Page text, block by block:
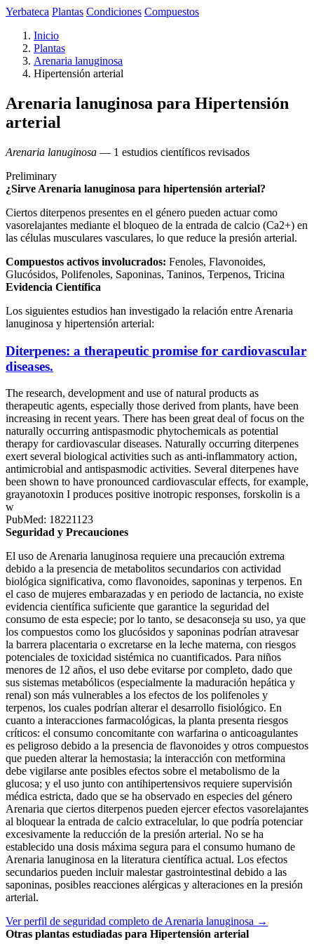
Yerbateca Plantas Condiciones Compuestos
Inicio
Plantas
Arenaria lanuginosa
Hipertensión arterial
Arenaria lanuginosa para Hipertensión
arterial
Arenaria lanuginosa — 1 estudios científicos revisados
Preliminary
¿Sirve Arenaria lanuginosa para hipertensión arterial?
Ciertos diterpenos presentes en el género pueden actuar como
vasorelajantes mediante el bloqueo de la entrada de calcio (Ca2+) en
las células musculares vasculares, lo que reduce la presión arterial.
Compuestos activos involucrados: Fenoles, Flavonoides,
Glucósidos, Polifenoles, Saponinas, Taninos, Terpenos, Tricina
Evidencia Científica
Los siguientes estudios han investigado la relación entre Arenaria
lanuginosa y hipertensión arterial:
Diterpenes: a therapeutic promise for cardiovascular
diseases.
The research, development and use of natural products as
therapeutic agents, especially those derived from plants, have been
increasing in recent years. There has been great deal of focus on the
naturally occurring antispasmodic phytochemicals as potential
therapy for cardiovascular diseases. Naturally occurring diterpenes
exert several biological activities such as anti-inflammatory action,
antimicrobial and antispasmodic activities. Several diterpenes have
been shown to have pronounced cardiovascular effects, for example,
grayanotoxin I produces positive inotropic responses, forskolin is a
w
PubMed: 18221123
Seguridad y Precauciones
El uso de Arenaria lanuginosa requiere una precaución extrema
debido a la presencia de metabolitos secundarios con actividad
biológica significativa, como flavonoides, saponinas y terpenos. En
el caso de mujeres embarazadas y en periodo de lactancia, no existe
evidencia científica suficiente que garantice la seguridad del
consumo de esta especie; por lo tanto, se desaconseja su uso, ya que
los compuestos como los glucósidos y saponinas podrían atravesar
la barrera placentaria o excretarse en la leche materna, con riesgos
potenciales de toxicidad sistémica no cuantificados. Para niños
menores de 12 años, el uso debe evitarse por completo, dado que
sus sistemas metabólicos (especialmente la maduración hepática y
renal) son más vulnerables a los efectos de los polifenoles y
terpenos, los cuales podrían alterar el desarrollo fisiológico. En
cuanto a interacciones farmacológicas, la planta presenta riesgos
críticos: el consumo concomitante con warfarina o anticoagulantes
es peligroso debido a la presencia de flavonoides y otros compuestos
que pueden alterar la hemostasia; la interacción con metformina
debe vigilarse ante posibles efectos sobre el metabolismo de la
glucosa; y el uso junto con antihipertensivos requiere supervisión
médica estricta, dado que se ha observado en especies del género
Arenaria que ciertos diterpenos pueden ejercer efectos vasorelajantes
al bloquear la entrada de calcio extracelular, lo que podría potenciar
excesivamente la reducción de la presión arterial. No se ha
establecido una dosis máxima segura para el consumo humano de
Arenaria lanuginosa en la literatura científica actual. Los efectos
secundarios pueden incluir malestar gastrointestinal debido a las
saponinas, posibles reacciones alérgicas y alteraciones en la presión
arterial.
Ver perfil de seguridad completo de Arenaria lanuginosa →
Otras plantas estudiadas para Hipertensión arterial